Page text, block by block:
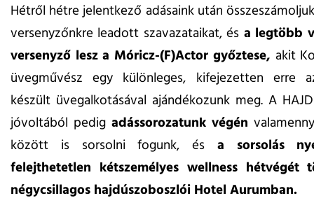
Hétről hétre jelentkező adásaink után
versenyzőnkre leadott szavazataikat, és a legtöbb
versenyző lesz a Móricz-(F)Actor győztese, akit
üvegművész egy különleges, kifejezetten erre
készült üvegalkotásával ajándékozunk meg. A
jóvoltából pedig adássorozatunk végén
között is sorsolni fogunk, és a sorsolás
felejthetetlen kétszemélyes wellness
négycsillagos hajdúszoboszlói Hotel Aurumban.